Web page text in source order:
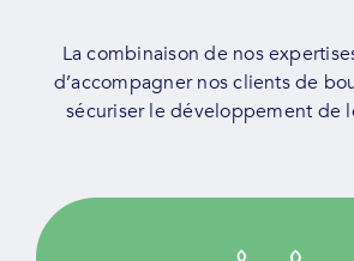
La combinaison de nos
d’accompagner nos clients de
sécuriser le développement de
Guidés par la qualité, nous